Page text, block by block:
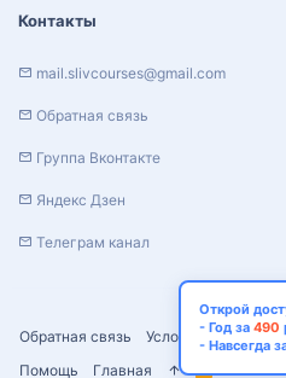
Обратная связь Условия и правила
Помощь
Главная
Контакты
mail.slivcourses@gmail.com
Обратная связь
Группа Вконтакте
Яндекс Дзен
Телеграм канал
Открой
- Год за 490
- Навсегда